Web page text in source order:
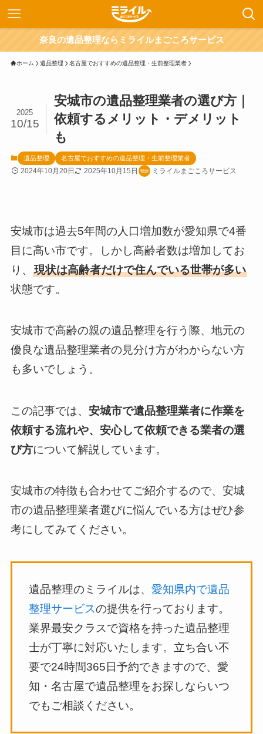
奈良の遺品整理ならミライルまごころサービス
ホーム 遺品整理 名古屋でおすすめの遺品整理・生前整理業者
安城市の遺品整理業者の選び方｜
依頼するメリット・デメリット
も
2025
10/15
遺品整理 名古屋でおすすめの遺品整理・生前整理業者
2024年10月20日 2025年10月15日 ミライルまごころサービス
安城市は過去5年間の人口増加数が愛知県で4番
目に高い市です。しかし高齢者数は増加してお
り、 現状は高齢者だけで住んでいる世帯が多い
状態です。
安城市で高齢の親の遺品整理を行う際、地元の
優良な遺品整理業者の見分け方がわからない方
も多いでしょう。
この記事では、 安城市で遺品整理業者に作業を
依頼する流れや、安心して依頼できる業者の選
び方について解説しています。
安城市の特徴も合わせてご紹介するので、安城
市の遺品整理業者選びに悩んでいる方はぜひ参
考にしてみてください。
遺品整理のミライルは、愛知県内で遺品
整理サービスの提供を行っております。
業界最安クラスで資格を持った遺品整理
士が丁寧に対応いたします。立ち合い不
要で24時間365日予約できますので、愛
知・名古屋で遺品整理をお探しならいつ
でもご相談ください。